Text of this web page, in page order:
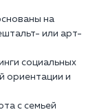
на
или арт-
социальных
ориентации и
с семьей